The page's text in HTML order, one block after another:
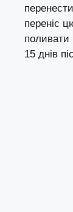
переніс
поливати
15 днів